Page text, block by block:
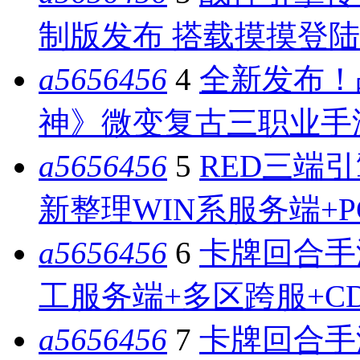
制版发布 搭载摸摸登
a5656456 4 全新发布
神》微变复古三职业
a5656456 5 RED三端
新整理WIN系服务端
a5656456 6 卡牌回合
工服务端+多区跨服
a5656456 7 卡牌回合